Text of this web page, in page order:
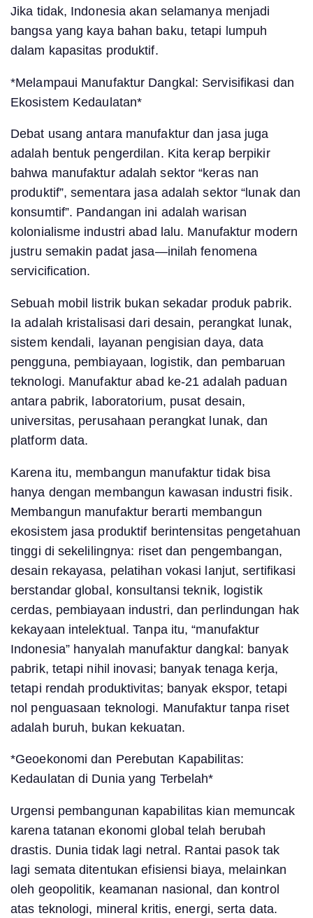
Jika tidak, Indonesia akan selamanya menjadi
bangsa yang kaya bahan baku, tetapi lumpuh
dalam kapasitas produktif.
*Melampaui Manufaktur Dangkal: Servisifikasi dan
Ekosistem Kedaulatan*
Debat usang antara manufaktur dan jasa juga
adalah bentuk pengerdilan. Kita kerap berpikir
bahwa manufaktur adalah sektor “keras nan
produktif”, sementara jasa adalah sektor “lunak dan
konsumtif”. Pandangan ini adalah warisan
kolonialisme industri abad lalu. Manufaktur modern
justru semakin padat jasa—inilah fenomena
servicification.
Sebuah mobil listrik bukan sekadar produk pabrik.
Ia adalah kristalisasi dari desain, perangkat lunak,
sistem kendali, layanan pengisian daya, data
pengguna, pembiayaan, logistik, dan pembaruan
teknologi. Manufaktur abad ke-21 adalah paduan
antara pabrik, laboratorium, pusat desain,
universitas, perusahaan perangkat lunak, dan
platform data.
Karena itu, membangun manufaktur tidak bisa
hanya dengan membangun kawasan industri fisik.
Membangun manufaktur berarti membangun
ekosistem jasa produktif berintensitas pengetahuan
tinggi di sekelilingnya: riset dan pengembangan,
desain rekayasa, pelatihan vokasi lanjut, sertifikasi
berstandar global, konsultansi teknik, logistik
cerdas, pembiayaan industri, dan perlindungan hak
kekayaan intelektual. Tanpa itu, “manufaktur
Indonesia” hanyalah manufaktur dangkal: banyak
pabrik, tetapi nihil inovasi; banyak tenaga kerja,
tetapi rendah produktivitas; banyak ekspor, tetapi
nol penguasaan teknologi. Manufaktur tanpa riset
adalah buruh, bukan kekuatan.
*Geoekonomi dan Perebutan Kapabilitas:
Kedaulatan di Dunia yang Terbelah*
Urgensi pembangunan kapabilitas kian memuncak
karena tatanan ekonomi global telah berubah
drastis. Dunia tidak lagi netral. Rantai pasok tak
lagi semata ditentukan efisiensi biaya, melainkan
oleh geopolitik, keamanan nasional, dan kontrol
atas teknologi, mineral kritis, energi, serta data.